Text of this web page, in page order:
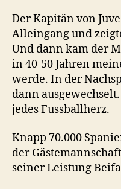
Der Kapitän von
Alleingang und
Und dann kam der
in 40-50 Jahren
werde. In der
dann
jedes Fussballherz.
Knapp 70.000
der
seiner Leistung